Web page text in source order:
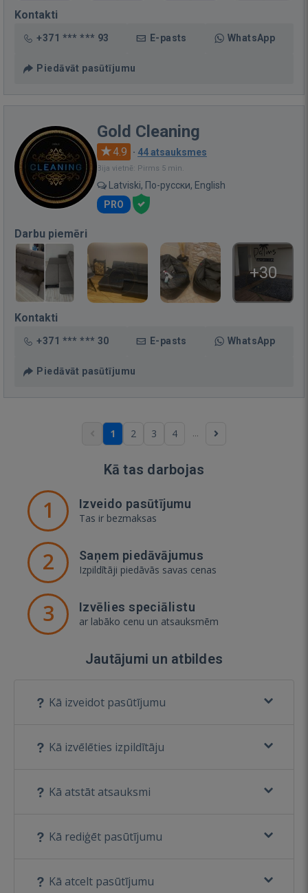
Kontakti
+371 *** *** 93 E-pasts WhatsApp
Piedāvāt pasūtījumu
Gold Cleaning
4.9 · 44 atsauksmes
Bija vietnē: Pirms 5 min.
Latviski, По-русски, English
PRO
Darbu piemēri
+30
Kontakti
+371 *** *** 30 E-pasts WhatsApp
Piedāvāt pasūtījumu
1 2 3 4 ...
Kā tas darbojas
1 Izveido pasūtījumu
Tas ir bezmaksas
2 Saņem piedāvājumus
Izpildītāji piedāvās savas cenas
3 Izvēlies speciālistu
ar labāko cenu un atsauksmēm
Jautājumi un atbildes
Kā izveidot pasūtījumu
Kā izvēlēties izpildītāju
Kā atstāt atsauksmi
Kā rediģēt pasūtījumu
Kā atcelt pasūtījumu